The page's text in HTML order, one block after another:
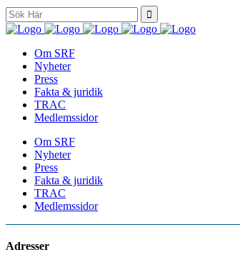
Search
for:
Om SRF
Nyheter
Press
Fakta & juridik
TRAC
Medlemssidor
Om SRF
Nyheter
Press
Fakta & juridik
TRAC
Medlemssidor
Adresser